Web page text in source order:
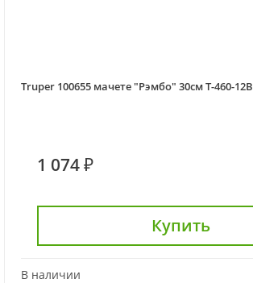
Truper 100655 мачете "Рэмбо" 30см T-460-12B
1 074 ₽
Купить
В наличии